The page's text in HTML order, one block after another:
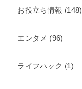
お役立ち情報 (148)
エンタメ (96)
ライフハック (1)